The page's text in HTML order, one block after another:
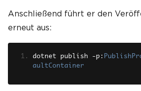
Anschließend führt er den
erneut aus:
dotnet publish -p :
aultContainer